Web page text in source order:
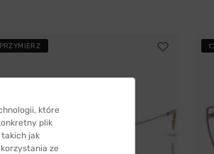
PRZYMIERZ
które
plik
jak
ze